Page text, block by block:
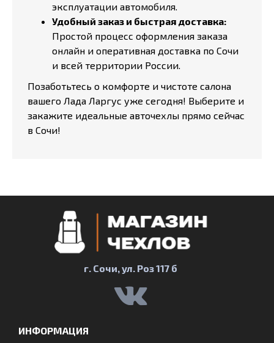
эксплуатации автомобиля.
Удобный заказ и быстрая доставка:
Простой процесс оформления заказа
онлайн и оперативная доставка по Сочи
и всей территории России.
Позаботьтесь о комфорте и чистоте салона
вашего Лада Ларгус уже сегодня! Выберите и
закажите идеальные авточехлы прямо сейчас
в Сочи!
г. Сочи, ул. Роз 117 б
ИНФОРМАЦИЯ